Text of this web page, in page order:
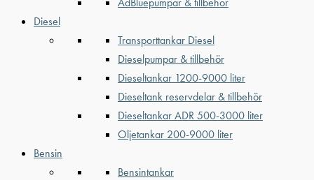
Diesel
Transporttankar Diesel
Dieselpumpar & tillbehör
Dieseltankar 1200-9000 liter
Dieseltank reservdelar & tillbehör
Dieseltankar ADR 500-3000 liter
Oljetankar 200-9000 liter
Bensin
Bensintankar